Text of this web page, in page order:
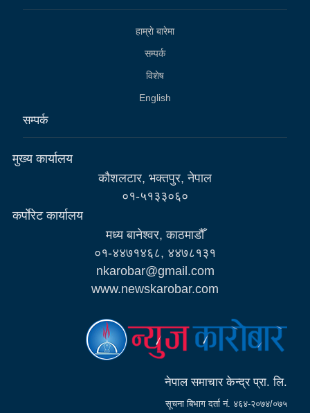
हाम्राे बारेमा
सम्पर्क
विशेष
English
सम्पर्क
मुख्य कार्यालय
कौशलटार, भक्तपुर, नेपाल
०१-५१३३०६०
कर्पाेरेट कार्यालय
मध्य बानेश्वर, काठमाडौँ
०१-४४७१४६८, ४४७८१३१
nkarobar@gmail.com
www.newskarobar.com
नेपाल समाचार केन्द्र प्रा. लि.
सूचना बिभाग दर्ता नं. ४६४-२०७४/०७५